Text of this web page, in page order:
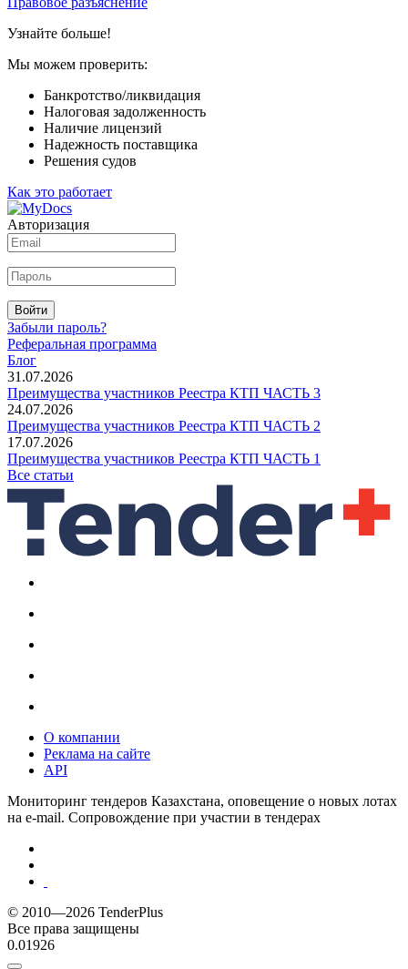
Узнайте больше!
Мы можем проверить:
Банкротство/ликвидация
Налоговая задолженность
Наличие лицензий
Надежность поставщика
Решения судов
Как это работает
Авторизация
Войти
Забыли пароль?
Реферальная программа
Блог
31.07.2026
Преимущества участников Реестра КТП ЧАСТЬ 3
24.07.2026
Преимущества участников Реестра КТП ЧАСТЬ 2
17.07.2026
Преимущества участников Реестра КТП ЧАСТЬ 1
Все статьи
О компании
Реклама на сайте
API
Мониторинг тендеров Казахстана, оповещение о новых лотах
на e-mail. Сопровождение при участии в тендерах
© 2010—2026 TenderPlus
Все права защищены
0.01926